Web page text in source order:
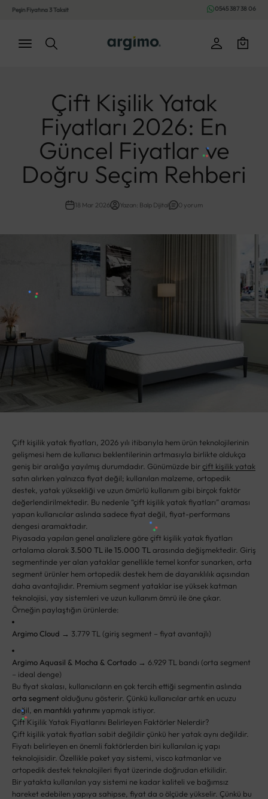
İçeriğe geç
Peşin Fiyatına 3 Taksit 0545 387 38 06
Menü Ara
Argimo
Giriş Sepet
Çift Kişilik Yatak
Fiyatları 2026: En
Güncel Fiyatlar ve
Doğru Seçim Rehberi
18 Mar 2026 Yazan: Balp Dijital 0 yorum
Çift kişilik yatak fiyatları, 2026 yılı itibarıyla hem ürün teknolojilerinin
gelişmesi hem de kullanıcı beklentilerinin artmasıyla birlikte oldukça
geniş bir aralığa yayılmış durumdadır. Günümüzde birçift kişilik yatak
satın alırken yalnızca fiyat değil; kullanılan malzeme, ortopedik
destek, yatak yüksekliği ve uzun ömürlü kullanım gibi birçok faktör
değerlendirilmektedir. Bu nedenle “çift kişilik yatak fiyatları” araması
yapan kullanıcılar aslında sadece fiyat değil, fiyat-performans
dengesi aramaktadır.
Piyasada yapılan genel analizlere göre çift kişilik yatak fiyatları
ortalama olarak 3.500 TL ile 15.000 TL arasında değişmektedir. Giriş
segmentinde yer alan yataklar genellikle temel konfor sunarken, orta
segment ürünler hem ortopedik destek hem de dayanıklılık açısından
daha avantajlıdır. Premium segment yataklar ise yüksek katman
teknolojisi, yay sistemleri ve uzun kullanım ömrü ile öne çıkar.
Örneğin paylaştığın ürünlerde:
Argimo Cloud → 3.779 TL (giriş segment – fiyat avantajlı)
Argimo Aquasil & Mocha & Cortado → 6.929 TL bandı (orta segment
– ideal denge)
Bu fiyat skalası, kullanıcıların en çok tercih ettiği segmentin aslında
orta segmentolduğunu gösterir. Çünkü kullanıcılar artık en ucuzu
değil, en mantıklı yatırımı yapmak istiyor.
Çift Kişilik Yatak Fiyatlarını Belirleyen Faktörler Nelerdir?
Çift kişilik yatak fiyatları sabit değildir çünkü her yatak aynı değildir.
Fiyatı belirleyen en önemli faktörlerden biri kullanılan iç yapı
teknolojisidir. Özellikle paket yay sistemi, visco katmanlar ve
ortopedik destek teknolojileri fiyat üzerinde doğrudan etkilidir.
Bir yatakta kullanılan yay sistemi ne kadar kaliteli ve bağımsız
hareket edebilen yapıya sahipse, fiyat da o ölçüde yükselir. Çünkü bu